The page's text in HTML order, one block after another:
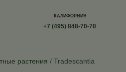
КАЛИФОРНИЯ
+7 (495) 848-70-70
растения
Tradescantia